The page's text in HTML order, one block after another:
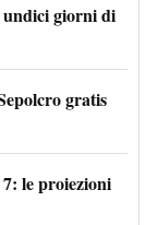
undici giorni di
gratis
le proiezioni